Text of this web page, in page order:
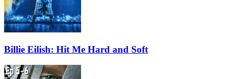
Billie Eilish: Hit Me Hard and Soft